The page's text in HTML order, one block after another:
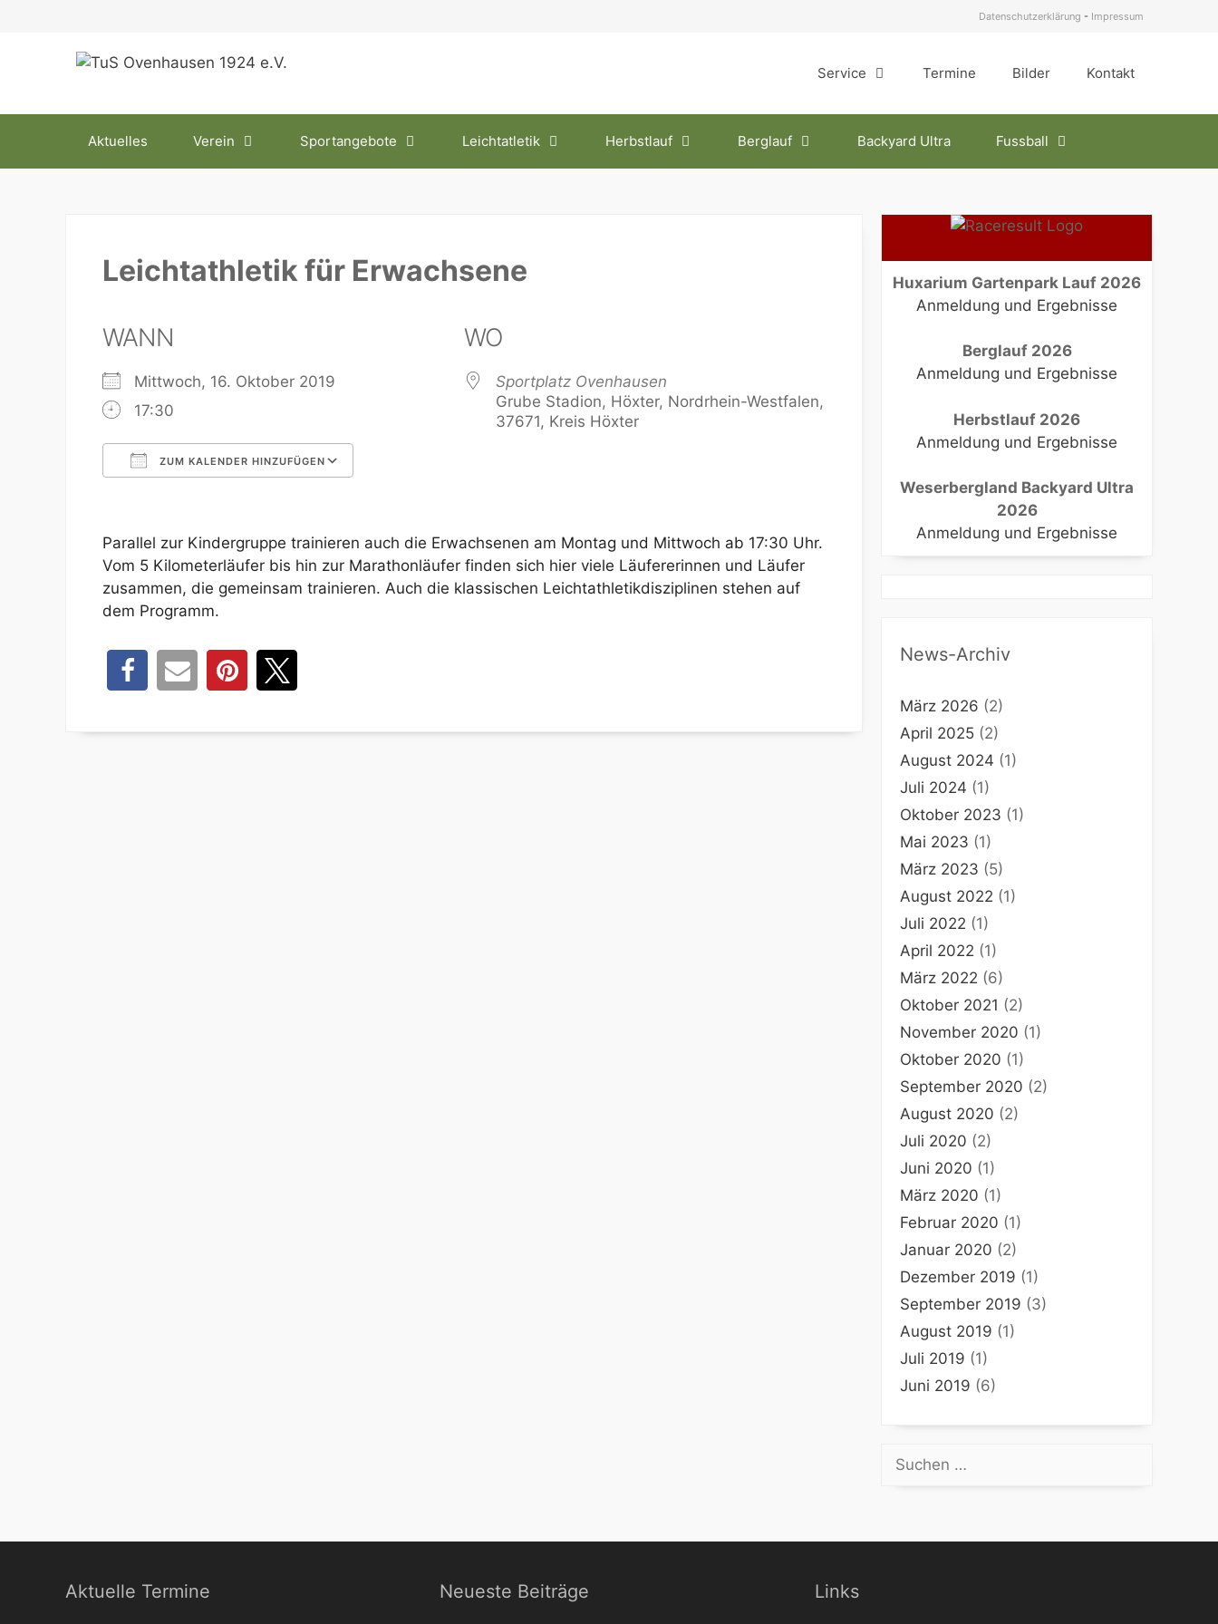
Datenschutzerklärung - Impressum
Service Termine Bilder Kontakt
Aktuelles Verein Sportangebote Leichtatletik Herbstlauf Berglauf Backyard Ultra Fussball
Leichtathletik für Erwachsene
WANN
Mittwoch, 16. Oktober 2019
17:30
ZUM KALENDER HINZUFÜGEN
Outlook Live
WO
Sportplatz Ovenhausen
Grube Stadion, Höxter, Nordrhein-Westfalen,
37671, Kreis Höxter
Parallel zur Kindergruppe trainieren auch die Erwachsenen am Montag und Mittwoch ab 17:30 Uhr.
Vom 5 Kilometerläufer bis hin zur Marathonläufer finden sich hier viele Läufererinnen und Läufer
zusammen, die gemeinsam trainieren. Auch die klassischen Leichtathletikdisziplinen stehen auf
dem Programm.
Huxarium Gartenpark Lauf 2026
Anmeldung und Ergebnisse
Berglauf 2026
Anmeldung und Ergebnisse
Herbstlauf 2026
Anmeldung und Ergebnisse
Weserbergland Backyard Ultra
2026
Anmeldung und Ergebnisse
News-Archiv
März 2026 (2)
April 2025 (2)
August 2024 (1)
Juli 2024 (1)
Oktober 2023 (1)
Mai 2023 (1)
März 2023 (5)
August 2022 (1)
Juli 2022 (1)
April 2022 (1)
März 2022 (6)
Oktober 2021 (2)
November 2020 (1)
Oktober 2020 (1)
September 2020 (2)
August 2020 (2)
Juli 2020 (2)
Juni 2020 (1)
März 2020 (1)
Februar 2020 (1)
Januar 2020 (2)
Dezember 2019 (1)
September 2019 (3)
August 2019 (1)
Juli 2019 (1)
Juni 2019 (6)
Suchen
Aktuelle Termine Neueste Beiträge Links